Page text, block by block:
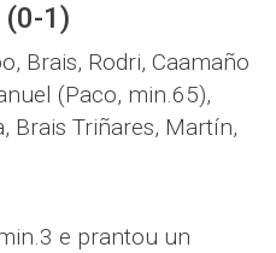
(0-1)
Brais, Rodri, Caamaño
(Paco, min.65),
Brais Triñares, Martín,
e prantou un